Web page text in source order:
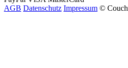
AGB Datenschutz Impressum ©